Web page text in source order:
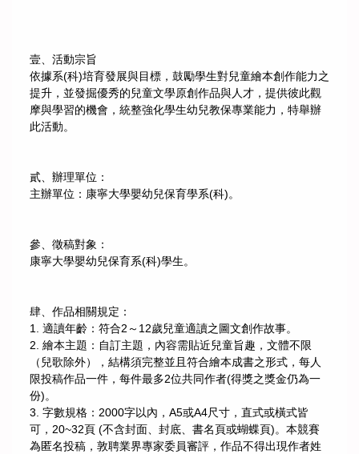
壹、活動宗旨
依據系(科)培育發展與目標，鼓勵學生對兒童繪本創作能力之
提升，並發掘優秀的兒童文學原創作品與人才，提供彼此觀
摩與學習的機會，統整強化學生幼兒教保專業能力，特舉辦
此活動。
貳、辦理單位：
主辦單位：康寧大學嬰幼兒保育學系(科)。
參、徵稿對象：
康寧大學嬰幼兒保育系(科)學生。
肆、作品相關規定：
1. 適讀年齡：符合2～12歲兒童適讀之圖文創作故事。
2. 繪本主題：自訂主題，內容需貼近兒童旨趣，文體不限
（兒歌除外），結構須完整並且符合繪本成書之形式，每人
限投稿作品一件，每件最多2位共同作者(得獎之獎金仍為一
份)。
3. 字數規格：2000字以內，A5或A4尺寸，直式或橫式皆
可，20~32頁 (不含封面、封底、書名頁或蝴蝶頁)。本競賽
為匿名投稿，敦聘業界專家委員審評，作品不得出現作者姓